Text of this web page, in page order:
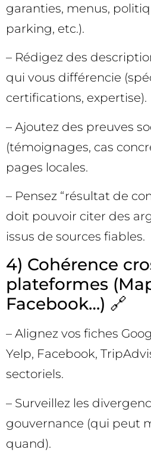
garanties, menus,
parking, etc.).
– Rédigez des
qui vous différencie
certifications, expertise).
– Ajoutez des preuves
(témoignages, cas
pages locales.
– Pensez “résultat de
doit pouvoir citer des
issus de sources fiables.
4) Cohérence
plateformes
Facebook…) 🔗
– Alignez vos fiches
Yelp, Facebook,
sectoriels.
– Surveillez les
gouvernance (qui peut
quand).